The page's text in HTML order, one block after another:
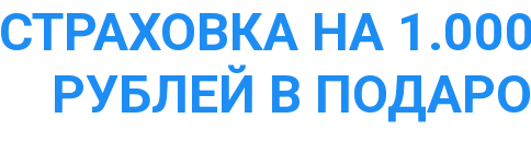
СТРАХОВКА НА
РУБЛЕЙ В